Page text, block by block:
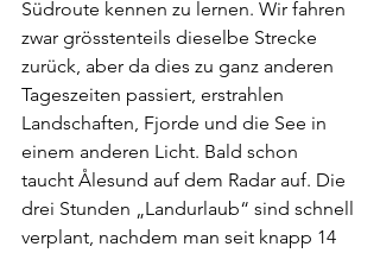
Südroute kennen zu lernen. Wir fahren
zwar grösstenteils dieselbe Strecke
zurück, aber da dies zu ganz anderen
Tageszeiten passiert, erstrahlen
Landschaften, Fjorde und die See in
einem anderen Licht. Bald schon
taucht Ålesund auf dem Radar auf. Die
drei Stunden „Landurlaub“ sind schnell
verplant, nachdem man seit knapp 14